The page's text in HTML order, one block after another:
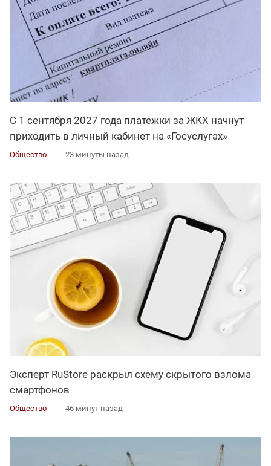
С 1 сентября 2027 года платежки за ЖКХ начнут
приходить в личный кабинет на «Госуслугах»
Общество 23 минуты назад
Эксперт RuStore раскрыл схему скрытого взлома
смартфонов
Общество 46 минут назад